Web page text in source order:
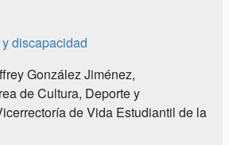
discapacidad
González Jiménez,
de Cultura, Deporte y
de Vida Estudiantil de la